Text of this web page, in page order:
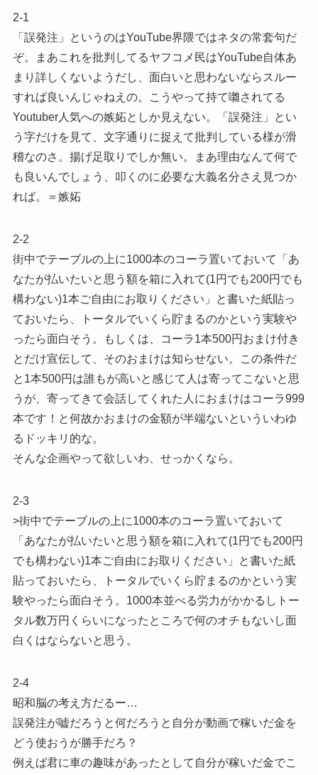
2-1
「誤発注」というのはYouTube界隈ではネタの常套句だ
ぞ。まあこれを批判してるヤフコメ民はYouTube自体あ
まり詳しくないようだし、面白いと思わないならスルー
すれば良いんじゃねえの。こうやって持て囃されてる
Youtuber人気への嫉妬としか見えない。「誤発注」とい
う字だけを見て、文字通りに捉えて批判している様が滑
稽なのさ。揚げ足取りでしか無い。まあ理由なんて何で
も良いんでしょう、叩くのに必要な大義名分さえ見つか
れば。＝嫉妬
2-2
街中でテーブルの上に1000本のコーラ置いておいて「あ
なたが払いたいと思う額を箱に入れて(1円でも200円でも
構わない)1本ご自由にお取りください」と書いた紙貼っ
ておいたら、トータルでいくら貯まるのかという実験や
ったら面白そう。もしくは、コーラ1本500円おまけ付き
とだけ宣伝して、そのおまけは知らせない。この条件だ
と1本500円は誰もが高いと感じて人は寄ってこないと思
うが、寄ってきて会話してくれた人におまけはコーラ999
本です！と何故かおまけの金額が半端ないといういわゆ
るドッキリ的な。
そんな企画やって欲しいわ、せっかくなら。
2-3
>街中でテーブルの上に1000本のコーラ置いておいて
「あなたが払いたいと思う額を箱に入れて(1円でも200円
でも構わない)1本ご自由にお取りください」と書いた紙
貼っておいたら、トータルでいくら貯まるのかという実
験やったら面白そう。1000本並べる労力がかかるしトー
タル数万円くらいになったところで何のオチもないし面
白くはならないと思う。
2-4
昭和脳の考え方だるー…
誤発注が嘘だろうと何だろうと自分が動画で稼いだ金を
どう使おうが勝手だろ？
例えば君に車の趣味があったとして自分が稼いだ金でこ